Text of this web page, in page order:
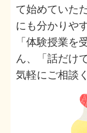
て始めていた
にも分かりや
「体験授業を
ん、「話だけ
気軽にご相談